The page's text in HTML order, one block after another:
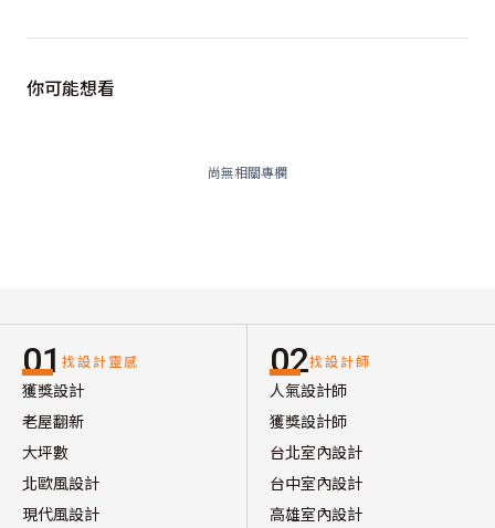
你可能想看
尚無相關專欄
01 找設計靈感
獲獎設計
老屋翻新
大坪數
北歐風設計
現代風設計
02找設計師
人氣設計師
獲獎設計師
台北室內設計
台中室內設計
高雄室內設計